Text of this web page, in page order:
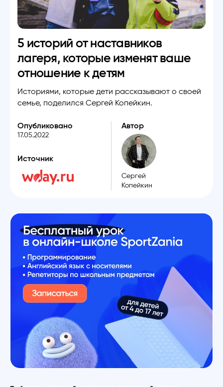
5 историй от наставников
лагеря, которые изменят ваше
отношение к детям
Историями, которые дети рассказывают о своей
семье, поделился Сергей Копейкин.
Опубликовано
17.05.2022
Источник
Автор
Сергей
Копейкин